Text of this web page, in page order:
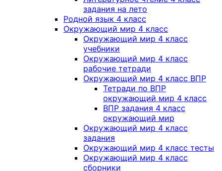
задания на лето
Родной язык 4 класс
Окружающий мир 4 класс
Окружающий мир 4 класс
учебники
Окружающий мир 4 класс
рабочие тетради
Окружающий мир 4 класс ВПР
Тетради по ВПР
окружающий мир 4 класс
ВПР задания 4 класс
окружающий мир
Окружающий мир 4 класс
задания
Окружающий мир 4 класс тесты
Окружающий мир 4 класс
сборники